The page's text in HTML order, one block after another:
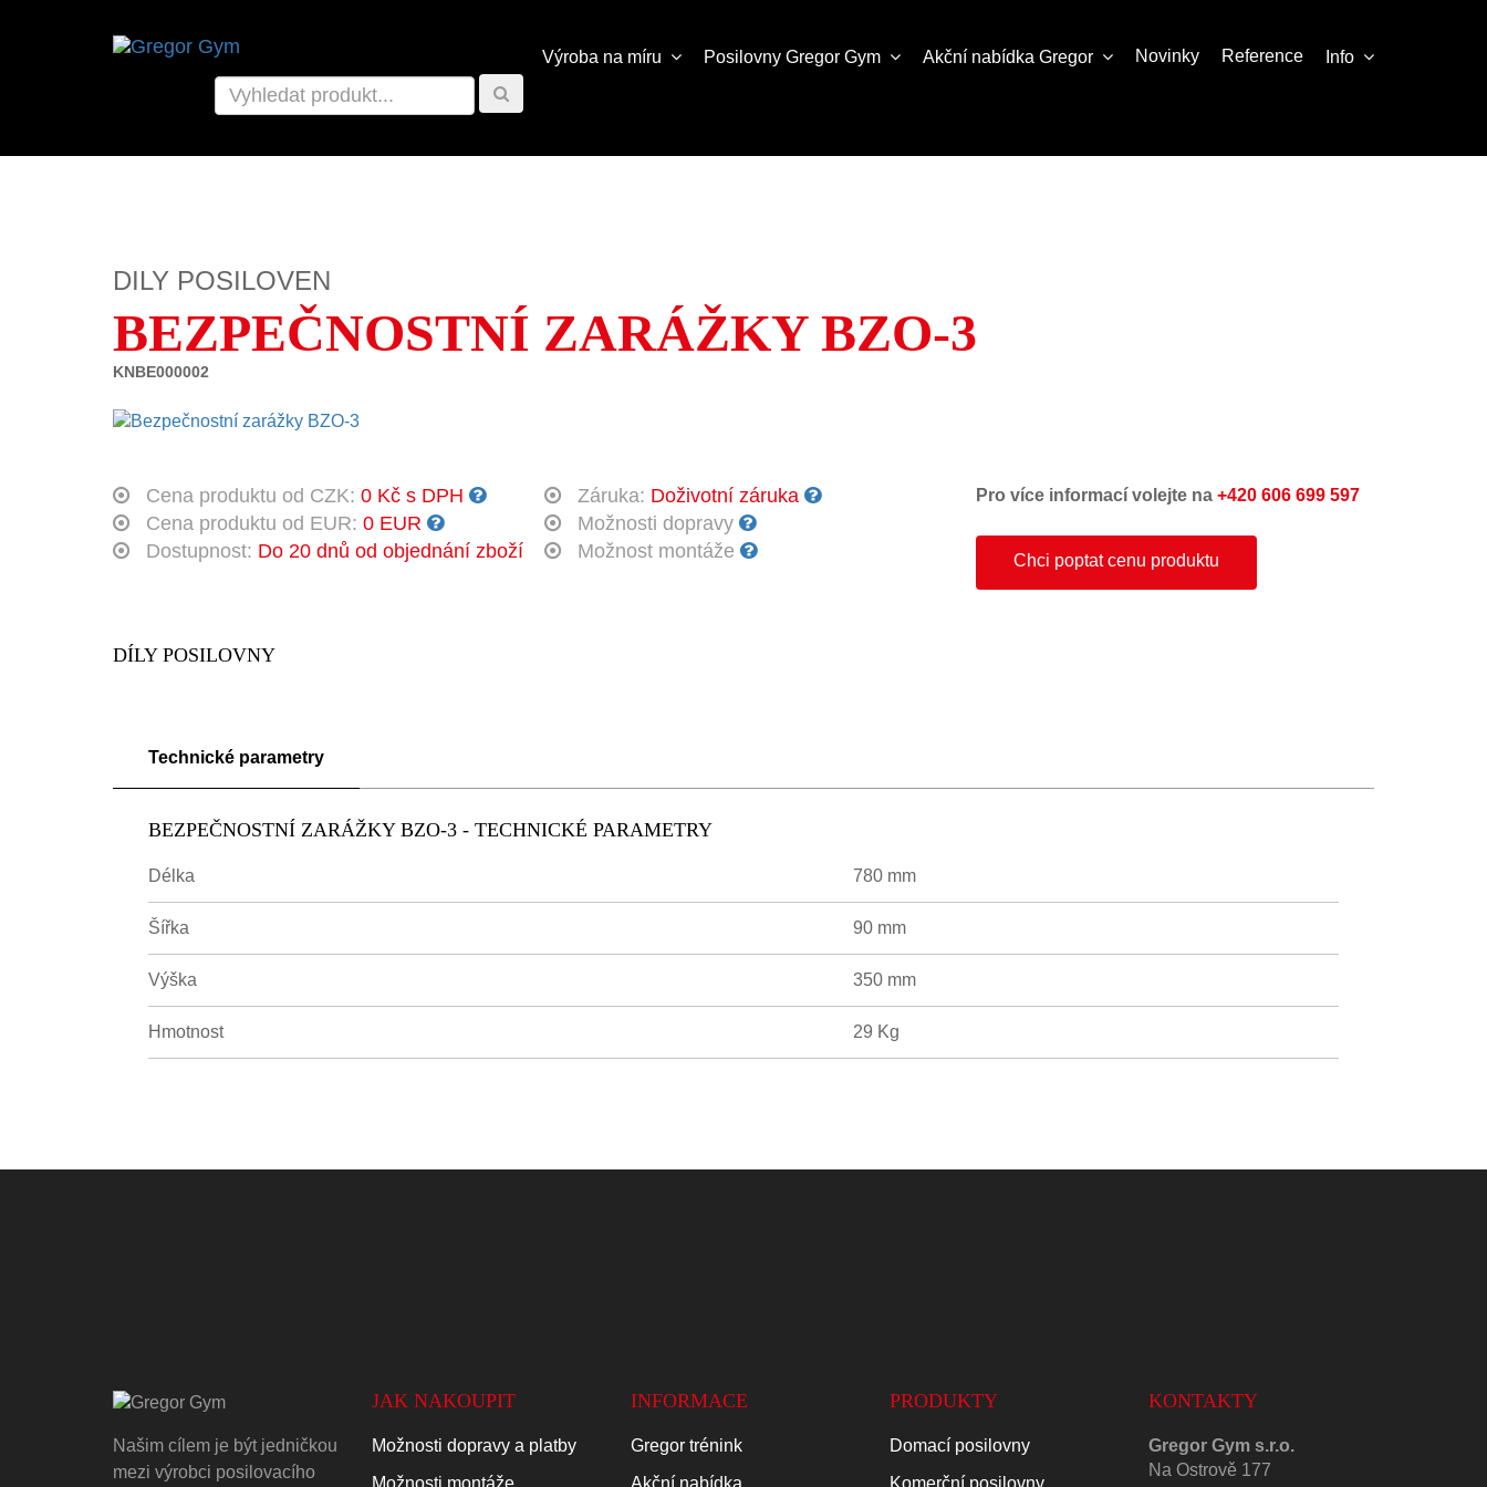
Výroba na míru Posilovny Gregor Gym Akční nabídka Gregor Novinky Reference Info
DILY POSILOVEN
BEZPEČNOSTNÍ ZARÁŽKY BZO-3
KNBE000002
Cena produktu od CZK: 0 Kč s DPH
Cena produktu od EUR: 0 EUR
Dostupnost: Do 20 dnů od objednání zboží
Záruka: Doživotní záruka
Možnosti dopravy
Možnost montáže
Pro více informací volejte na +420 606 699 597
Chci poptat cenu produktu
DÍLY POSILOVNY
Technické parametry
BEZPEČNOSTNÍ ZARÁŽKY BZO-3 - TECHNICKÉ PARAMETRY
Délka 780 mm
Šířka 90 mm
Výška 350 mm
Hmotnost 29 Kg
Našim cílem je být jedničkou
mezi výrobci posilovacího
JAK NAKOUPIT
Možnosti dopravy a platby
INFORMACE
Gregor trénink
PRODUKTY
Domací posilovny
KONTAKTY
Gregor Gym s.r.o.
Na Ostrově 177